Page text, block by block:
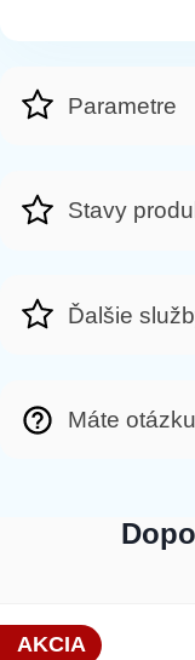
Parametre
Stavy
Ďalšie
Máte
AKCIA